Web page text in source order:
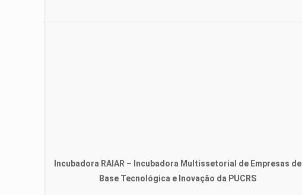
Incubadora RAIAR – Incubadora Multissetorial de Empresas de
Base Tecnológica e Inovação da PUCRS